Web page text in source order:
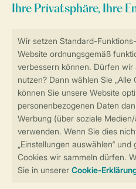
Sicherstellung
Weitere
Sicher und schnell zur
Sichere Datenübertragung
Sicheres Bezahlen